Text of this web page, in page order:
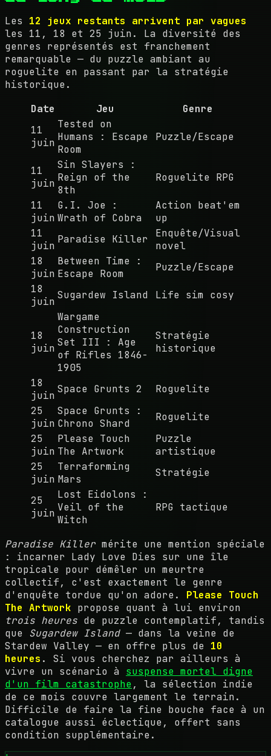
Les 12 jeux restants arrivent par vagues
les 11, 18 et 25 juin. La diversité des
genres représentés est franchement
remarquable — du puzzle ambiant au
roguelite en passant par la stratégie
historique.
Date
Jeu
Genre
11
juin
Tested on
Humans : Escape
Room
Puzzle/Escape
11
juin
Sin Slayers :
Reign of the
8th
Roguelite RPG
11
juin
G.I. Joe :
Wrath of Cobra
Action beat'em
up
11
juin
Paradise Killer
Enquête/Visual
novel
18
juin
Between Time :
Escape Room
Puzzle/Escape
18
juin
Sugardew Island Life sim cosy
18
juin
Wargame
Construction
Set III : Age
of Rifles 1846-
1905
Stratégie
historique
18
juin
Space Grunts 2
Roguelite
25
juin
Space Grunts :
Chrono Shard
Roguelite
25
juin
Please Touch
The Artwork
Puzzle
artistique
25
juin
Terraforming
Mars
Stratégie
25
juin
Lost Eidolons :
Veil of the
Witch
RPG tactique
Paradise Killer mérite une mention spéciale
: incarner Lady Love Dies sur une île
tropicale pour démêler un meurtre
collectif, c'est exactement le genre
d'enquête tordue qu'on adore. Please Touch
The Artwork propose quant à lui environ
trois heures de puzzle contemplatif, tandis
que Sugardew Island— dans la veine de
Stardew Valley — en offre plus de 10
heures . Si vous cherchez par ailleurs à
vivre un scénario à suspense mortel digne
d'un film catastrophe, la sélection indie
de ce mois couvre largement le terrain.
Difficile de faire la fine bouche face à un
catalogue aussi éclectique, offert sans
condition supplémentaire.